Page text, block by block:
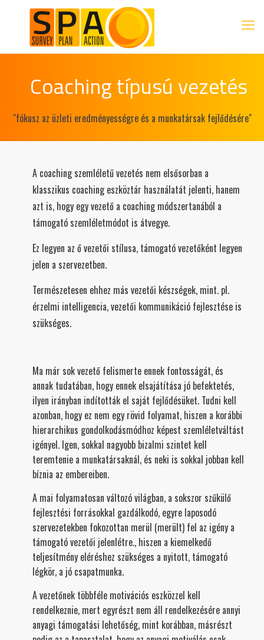
Coaching típusú vezetés
"fókusz az üzleti eredményességre és a munkatársak fejlődésére"
A coaching szemléletű vezetés nem elsősorban a
klasszikus coaching eszköztár használatát jelenti, hanem
azt is, hogy egy vezető a coaching módszertanából a
támogató szemléletmódot is átvegye.
Ez legyen az ő vezetői stílusa, támogató vezetőként legyen
jelen a szervezetben.
Természetesen ehhez más vezetői készségek, mint. pl.
érzelmi intelligencia, vezetői kommunikáció fejlesztése is
szükséges.
Ma már sok vezető felismerte ennek fontosságát, és
annak tudatában, hogy ennek elsajátítása jó befektetés,
ilyen irányban indították el saját fejlődésüket. Tudni kell
azonban, hogy ez nem egy rövid folyamat, hiszen a korábbi
hierarchikus gondolkodásmódhoz képest szemléletváltást
igényel. Igen, sokkal nagyobb bizalmi szintet kell
teremtenie a munkatársaknál, és neki is sokkal jobban kell
bíznia az embereiben.
A mai folyamatosan változó világban, a sokszor szűkülő
fejlesztési forrásokkal gazdálkodó, egyre laposodó
szervezetekben fokozottan merül (merült) fel az igény a
támogató vezetői jelenlétre., hiszen a kiemelkedő
teljesítmény eléréshez szükséges a nyitott, támogató
légkör, a jó csapatmunka.
A vezetőnek többféle motivációs eszközzel kell
rendelkeznie, mert egyrészt nem áll rendelkezésére annyi
anyagi támogatási lehetőség, mint korábban, másrészt